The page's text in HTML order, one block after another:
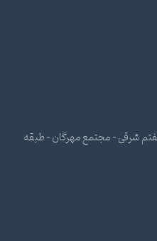
شرقی - مجتمع مهرگان - طبقه